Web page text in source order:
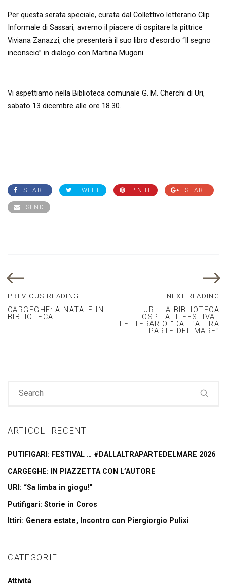
Per questa serata speciale, curata dal Collettivo letterario Clip
Informale di Sassari, avremo il piacere di ospitare la pittrice
Viviana Zanazzi, che presenterà il suo libro d’esordio “Il segno
inconscio” in dialogo con Martina Mugoni.
Vi aspettiamo nella Biblioteca comunale G. M. Cherchi di Uri,
sabato 13 dicembre alle ore 18.30.
SHARE TWEET PIN IT SHARE
SEND
PREVIOUS READING
CARGEGHE: A NATALE IN
BIBLIOTECA
NEXT READING
URI: LA BIBLIOTECA
OSPITA IL FESTIVAL
LETTERARIO “DALL’ALTRA
PARTE DEL MARE”
ARTICOLI RECENTI
PUTIFIGARI: FESTIVAL … #DALLALTRAPARTEDELMARE 2026
CARGEGHE: IN PIAZZETTA CON L’AUTORE
URI: “Sa limba in giogu!”
Putifigari: Storie in Coros
Ittiri: Genera estate, Incontro con Piergiorgio Pulixi
CATEGORIE